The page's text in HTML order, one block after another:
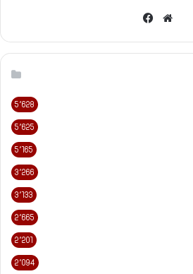
موقع
5٬628
5٬625
5٬165
3٬266
3٬133
2٬665
2٬201
2٬094